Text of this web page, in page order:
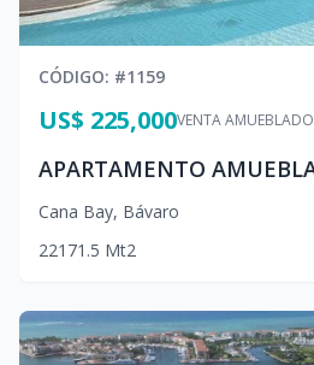
CÓDIGO: #1159
VENTA AMUEBLADO
US$ 225,000
Cana Bay, Bávaro
221 71.5 Mt2